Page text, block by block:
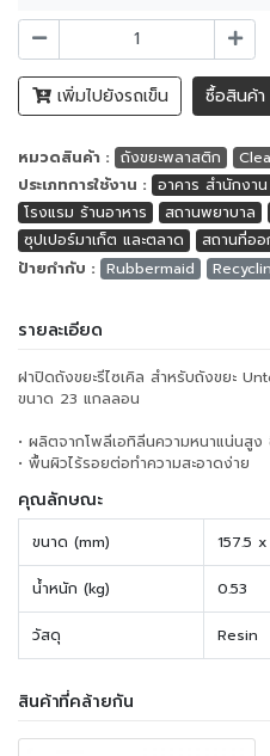
เพิ่มไปยังรถเข็น ซื้อสินค้า
หมวดสินค้า : ถังขยะพลาสติก
ประเภทการใช้งาน : อาคาร สำนักงาน
โรงแรม ร้านอาหาร
สถานพยาบาล
ซุปเปอร์มาเก็ต และตลาด
สถานที่ออ
ป้ายกำกับ : Rubbermaid
รายละเอียด
ฝาปิดถังขยะรีไซเคิล สำหรับถังขยะ
ขนาด 23 แกลลอน
• ผลิตจากโพลีเอทิลีนความหนาแน่นสูง
• พื้นผิวไร้รอยต่อทำความสะอาดง่าย
คุณลักษณะ
ขนาด (mm) 157.5
น้ำหนัก (kg) 0.53
วัสดุ Resin
สินค้าที่คล้ายกัน